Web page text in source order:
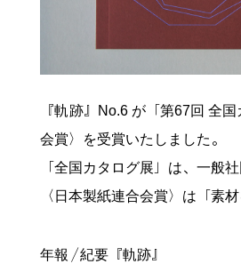
『軌跡』No.6 が「第67回 全
会賞〉を受賞いたしました。
「全国カタログ展」は、一般
〈日本製紙連合会賞〉は「素
年報／紀要『軌跡』